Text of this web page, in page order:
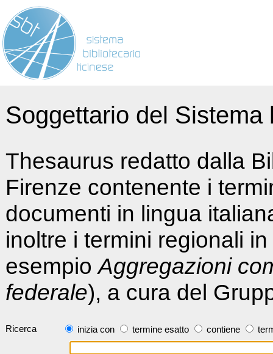
Soggettario del
Thesaurus redatto dalla
Firenze contenente i
documenti in lingua
inoltre i termini regionali
esempioAggregazioni
federale), a cura del
Ricerca inizia con termine esatto contiene